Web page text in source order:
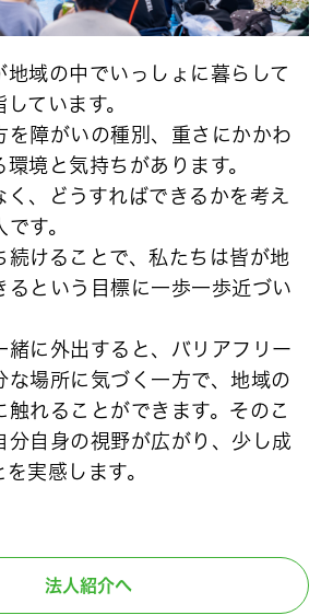
地域の中でいっしょに暮らして
ています。
を障がいの種別、重さにかかわ
環境と気持ちがあります。
く、どうすればできるかを考え
す。
続けることで、私たちは皆が地
るという目標に一歩一歩近づい
緒に外出すると、バリアフリー
な場所に気づく一方で、地域の
触れることができます。そのこ
分自身の視野が広がり、少し成
実感します。
法人紹介へ